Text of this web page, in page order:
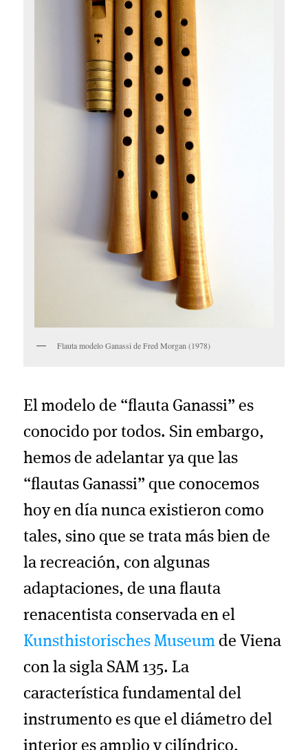
Flauta modelo Ganassi de Fred Morgan (1978)
El modelo de “flauta Ganassi” es
conocido por todos. Sin embargo,
hemos de adelantar ya que las
“flautas Ganassi” que conocemos
hoy en día nunca existieron como
tales, sino que se trata más bien de
la recreación, con algunas
adaptaciones, de una flauta
renacentista conservada en el
Kunsthistorisches Museum de Viena
con la sigla SAM 135. La
característica fundamental del
instrumento es que el diámetro del
interior es amplio y cilíndrico,